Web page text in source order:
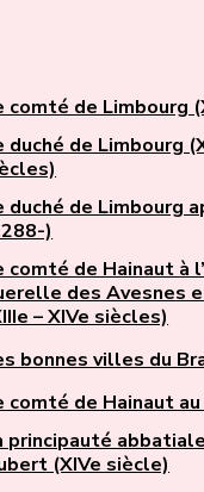
comté de Limbourg
duché de Limbourg
duché de Limbourg
)
comté de Hainaut à
des Avesnes
– XIVe siècles)
bonnes villes du
comté de Hainaut
principauté
(XIVe siècle)